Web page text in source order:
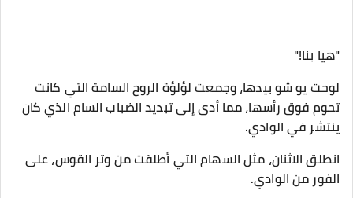
"هيا بنا!"
لوحت يو شو بيدها، وجمعت لؤلؤة الروح السامة التي كانت
تحوم فوق رأسها، مما أدى إلى تبديد الضباب السام الذي كان
ينتشر في الوادي.
انطلق الاثنان، مثل السهام التي أطلقت من وتر القوس، على
الفور من الوادي.